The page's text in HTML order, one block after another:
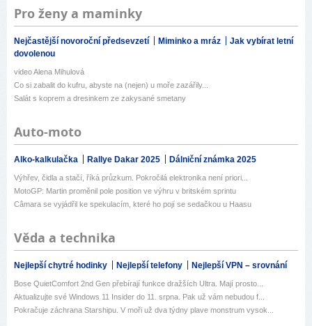
Pro ženy a maminky
Nejčastější novoroční předsevzetí Miminko a mráz
Jak vybírat letní
dovolenou
video Alena Mihulová
Co si zabalit do kufru, abyste na (nejen) u moře zazářily...
Salát s koprem a dresinkem ze zakysané smetany
Auto-moto
Alko-kalkulačka Rallye Dakar 2025 Dálniční známka 2025
Výhřev, čidla a stačí, říká průzkum. Pokročilá elektronika není priori...
MotoGP: Martin proměnil pole position ve výhru v britském sprintu
Câmara se vyjádřil ke spekulacím, které ho pojí se sedačkou u Haasu
Věda a technika
Nejlepší chytré hodinky Nejlepší telefony Nejlepší VPN – srovnání
Bose QuietComfort 2nd Gen přebírají funkce dražších Ultra. Mají prosto...
Aktualizujte své Windows 11 Insider do 11. srpna. Pak už vám nebudou f...
Pokračuje záchrana Starshipu. V moři už dva týdny plave monstrum vysok...